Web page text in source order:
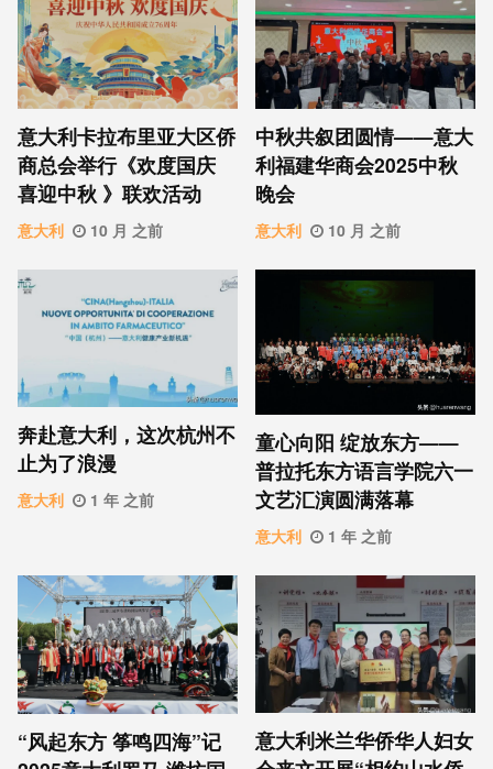
意⼤利卡拉布⾥亚大区侨
商总会举行《欢度国庆
喜迎中秋 》联欢活动
意大利 10 月 之前
中秋共叙团圆情——意大
利福建华商会2025中秋
晚会
意大利 10 月 之前
奔赴意大利，这次杭州不
止为了浪漫
意大利 1 年 之前
童心向阳 绽放东方——
普拉托东方语言学院六一
文艺汇演圆满落幕
意大利 1 年 之前
“风起东方 筝鸣四海”记
意大利米兰华侨华人妇女